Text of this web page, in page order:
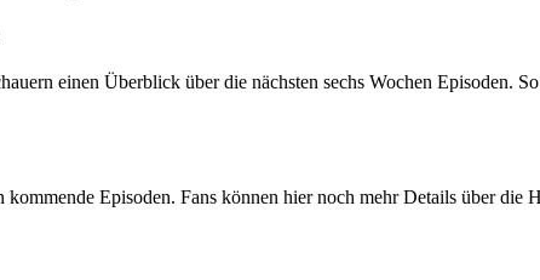
einen Überblick über die nächsten sechs Wochen Episoden.
Episoden. Fans können hier noch mehr Details über die